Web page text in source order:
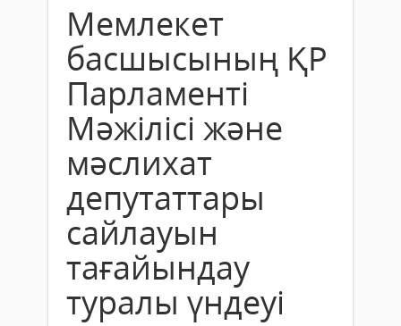
Мемлекет
басшысының ҚР
Парламенті
Мәжілісі және
мәслихат
депутаттары
сайлауын
тағайындау
туралы үндеуі